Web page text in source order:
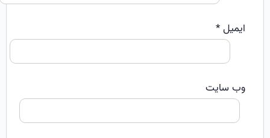
ایمیل*
وب‌ سایت